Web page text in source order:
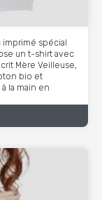
imprimé spécial
un t-shirt avec
Mère Veilleuse,
bio et
la main en